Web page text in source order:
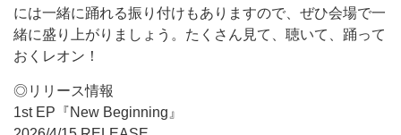
には一緒に踊れる振り付けもありますので、ぜひ会場で一
緒に盛り上がりましょう。たくさん見て、聴いて、踊って
おくレオン！
◎リリース情報
1st EP『New Beginning』